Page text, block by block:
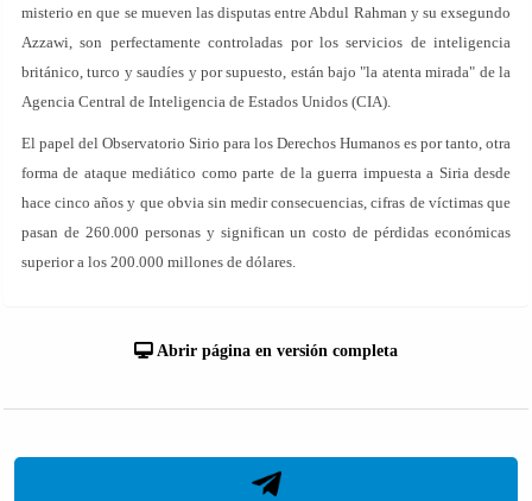
misterio en que se mueven las disputas entre Abdul Rahman y su exsegundo
Azzawi, son perfectamente controladas por los servicios de inteligencia
británico, turco y saudíes y por supuesto, están bajo "la atenta mirada" de la
Agencia Central de Inteligencia de Estados Unidos (CIA).
El papel del Observatorio Sirio para los Derechos Humanos es por tanto, otra
forma de ataque mediático como parte de la guerra impuesta a Siria desde
hace cinco años y que obvia sin medir consecuencias, cifras de víctimas que
pasan de 260.000 personas y significan un costo de pérdidas económicas
superior a los 200.000 millones de dólares.
Abrir página en versión completa